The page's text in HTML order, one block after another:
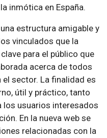
inmótica en España.
estructura amigable y
vinculados que la
para el público que
acerca de todos
sector. La finalidad es
útil y práctico, tanto
los usuarios interesados
En la nueva web se
relacionadas con la